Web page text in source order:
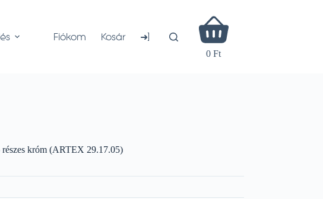
Fiókom Kosár ➜]
Shopping
cart
0 Ft
króm (ARTEX 29.17.05)